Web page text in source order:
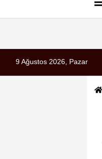
9 Ağustos 2026, Pazar